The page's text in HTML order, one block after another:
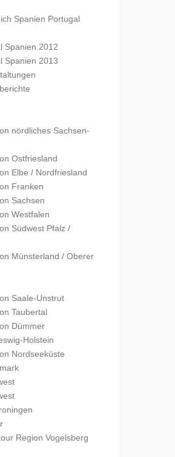
Spanien Portugal
Spanien 2012
Spanien 2013
nördliches Sachsen-
Ostfriesland
Elbe / Nordfriesland
Franken
Sachsen
Westfalen
Südwest Pfalz /
Münsterland / Oberer
Saale-Unstrut
Taubertal
Dümmer
Holstein
Nordseeküste
Region Vogelsberg